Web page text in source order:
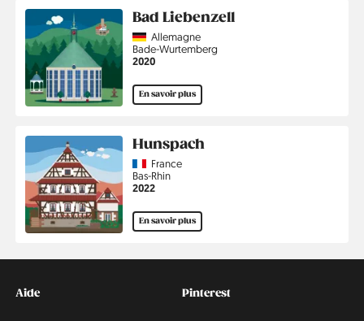
Bad Liebenzell
CountryAllemagne
Région
Bade-Wurtemberg
Année
2020
En savoir plus
Hunspach
Country
France
Région
Bas-Rhin
Année
2022
En savoir plus
Kontakt
Aide
Social
Pinterest